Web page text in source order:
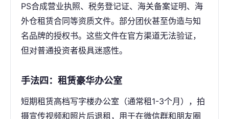
PS合成营业执照、税务登记证、海关备案证明、海
外仓租赁合同等资质文件。部分团伙甚至伪造与知
名品牌的授权书。这些文件在官方渠道无法验证，
但对普通投资者极具迷惑性。
手法四：租赁豪华办公室
短期租赁高档写字楼办公室（通常租1-3个月），拍
摄宣传视频和照片后退租，用于在微信群和朋友圈